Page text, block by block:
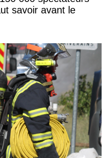
savoir avant le